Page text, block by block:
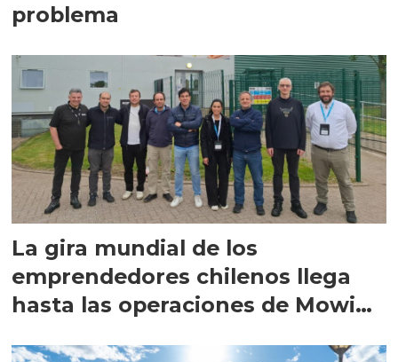
problema
La gira mundial de los
emprendedores chilenos llega
hasta las operaciones de Mowi